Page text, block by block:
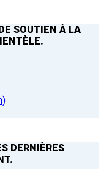
SOUTIEN À LA
DERNIÈRES